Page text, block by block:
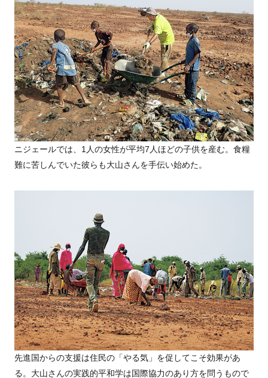
ニジェールでは、1人の女性が平均7人ほどの子供を産む。食糧
難に苦しんでいた彼らも大山さんを手伝い始めた。
先進国からの支援は住民の「やる気」を促してこそ効果があ
る。大山さんの実践的平和学は国際協力のあり方を問うもので